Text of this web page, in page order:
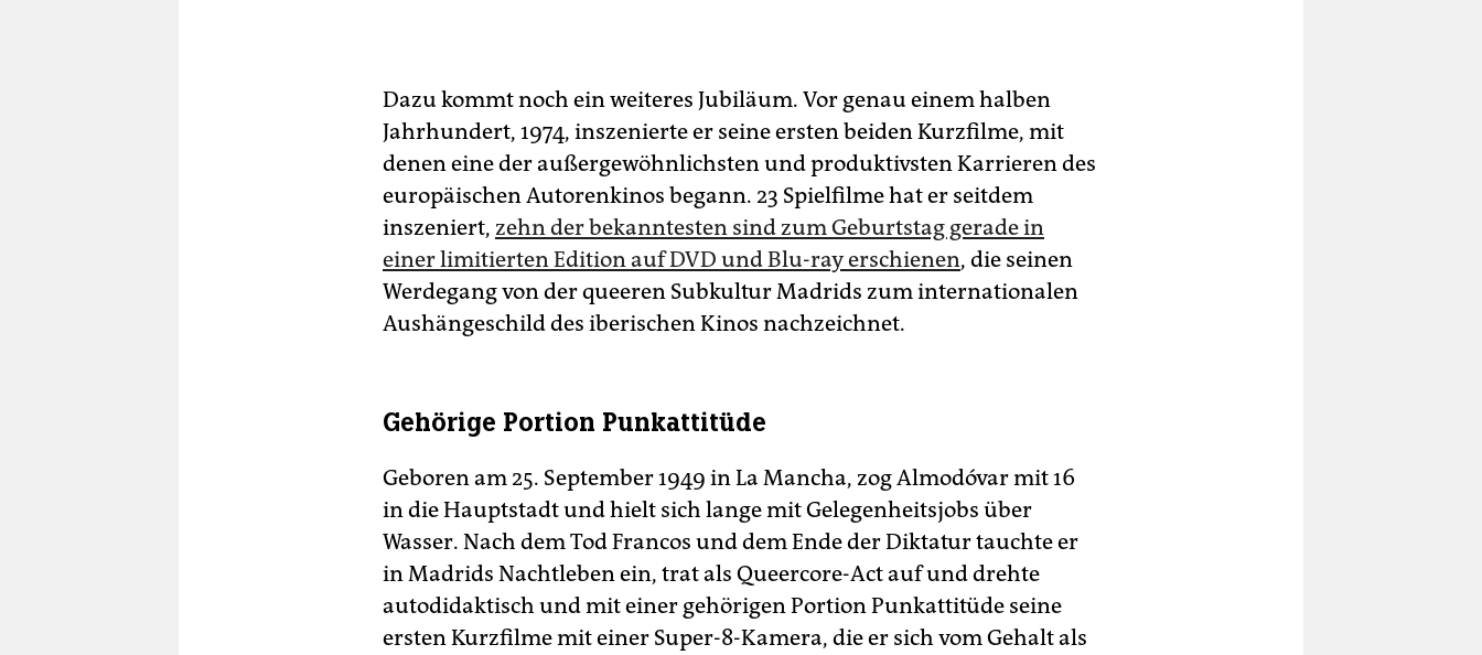
Dazu kommt noch ein weiteres Jubiläum. Vor genau einem halben
Jahrhundert, 1974, inszenierte er seine ersten beiden Kurzfilme, mit
denen eine der außergewöhnlichsten und produktivsten Karrieren des
europäischen Autorenkinos begann. 23 Spielfilme hat er seitdem
inszeniert, zehn der bekanntesten sind zum Geburtstag gerade in
einer limitierten Edition auf DVD und Blu-ray erschienen, die seinen
Werdegang von der queeren Subkultur Madrids zum internationalen
Aushängeschild des iberischen Kinos nachzeichnet.
Gehörige Portion Punkattitüde
Geboren am 25. September 1949 in La Mancha, zog Almodóvar mit 16
in die Hauptstadt und hielt sich lange mit Gelegenheitsjobs über
Wasser. Nach dem Tod Francos und dem Ende der Diktatur tauchte er
in Madrids Nachtleben ein, trat als Queercore-Act auf und drehte
autodidaktisch und mit einer gehörigen Portion Punkattitüde seine
ersten Kurzfilme mit einer Super-8-Kamera, die er sich vom Gehalt als